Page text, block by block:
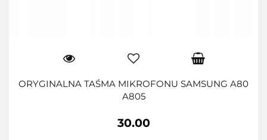
ORYGINALNA TAŚMA MIKROFONU SAMSUNG A80
A805
30.00